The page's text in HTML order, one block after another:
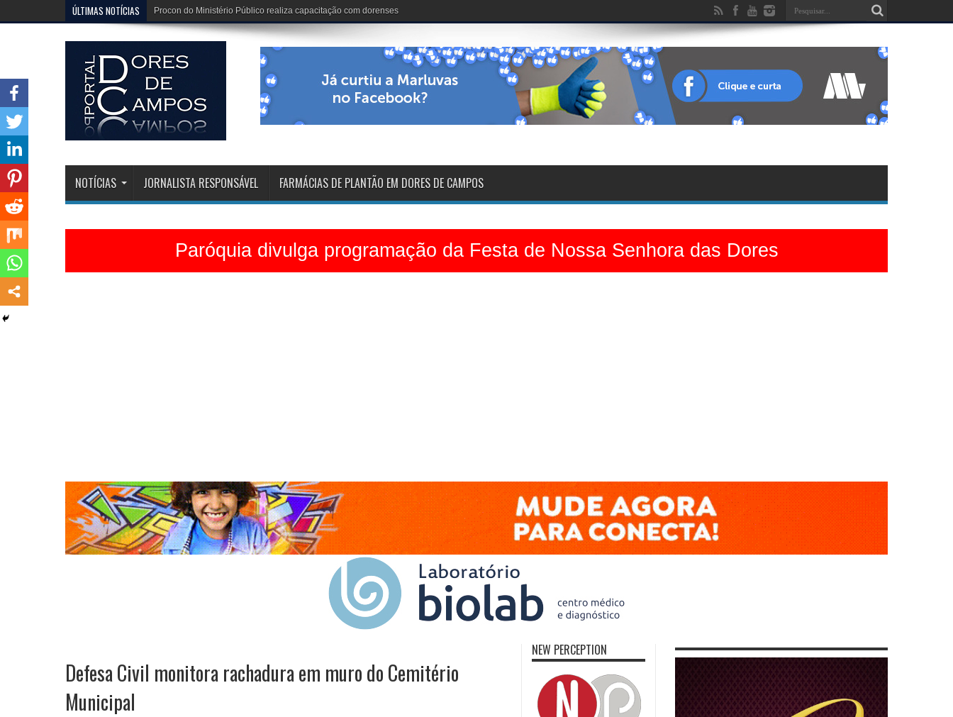
ÚLTIMAS NOTÍCIAS Dona Dirinha celebra uma marca extraordinária: 102 anos de vida
NOTÍCIAS JORNALISTA RESPONSÁVEL FARMÁCIAS DE PLANTÃO EM DORES DE CAMPOS
Paróquia divulga programação da Festa de Nossa Senhora das Dores
Defesa Civil monitora rachadura em muro do Cemitério
Municipal
NEW PERCEPTION